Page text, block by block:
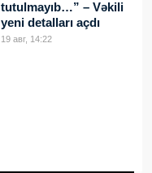
tutulmayıb…” – Vəkili
yeni detalları açdı
19 авг, 14:22